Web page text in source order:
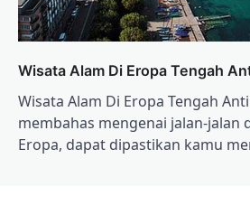
Wisata Alam Di Eropa Tengah
Wisata Alam Di Eropa Tengah
membahas mengenai jalan-jalan
Eropa, dapat dipastikan kamu